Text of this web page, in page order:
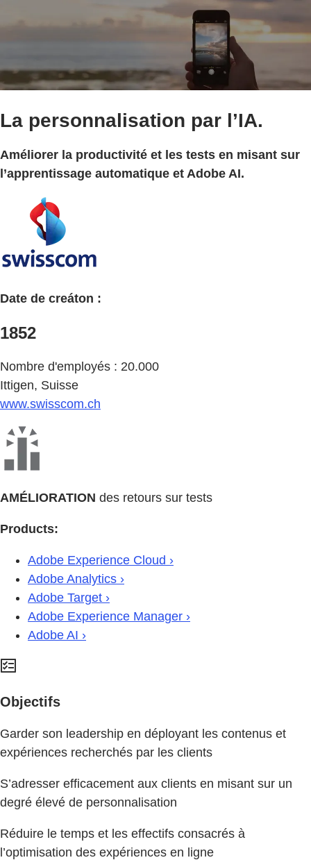
La personnalisation par l’IA.
Améliorer la productivité et les tests en misant sur
l’apprentissage automatique et Adobe AI.
Date de creáton :
1852
Nombre d'employés : 20.000
Ittigen, Suisse
www.swisscom.ch
AMÉLIORATION des retours sur tests
Products:
Adobe Experience Cloud ›
Adobe Analytics ›
Adobe Target ›
Adobe Experience Manager ›
Adobe AI ›
Objectifs
Garder son leadership en déployant les contenus et
expériences recherchés par les clients
S’adresser efficacement aux clients en misant sur un
degré élevé de personnalisation
Réduire le temps et les effectifs consacrés à
l’optimisation des expériences en ligne